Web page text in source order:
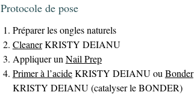
Protocole de pose
Préparer les ongles naturels
CleanerKRISTY DEIANU
Appliquer unNail Prep
Primer à l’acideKRISTY DEIANU ouBonder
KRISTY DEIANU (catalyser le BONDER)